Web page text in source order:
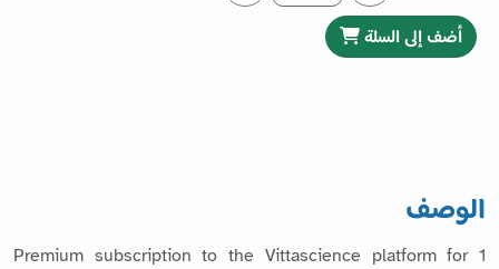
أضف إلى السلة
الوصف
Premium subscription to the Vittascience platform for 1